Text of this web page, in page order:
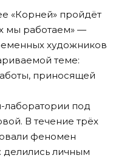
«Корней» пройдёт
мы работаем» —
художников
теме:
приносящей
лаборатории под
В течение трёх
феномен
делились личным